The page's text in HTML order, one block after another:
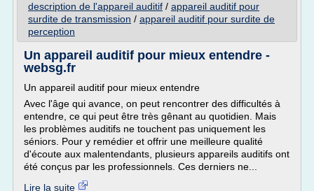
description de l'appareil auditif / appareil auditif pour
surdite de transmission / appareil auditif pour surdite de
perception
Un appareil auditif pour mieux entendre -
websg.fr
Un appareil auditif pour mieux entendre
Avec l'âge qui avance, on peut rencontrer des difficultés à
entendre, ce qui peut être très gênant au quotidien. Mais
les problèmes auditifs ne touchent pas uniquement les
séniors. Pour y remédier et offrir une meilleure qualité
d'écoute aux malentendants, plusieurs appareils auditifs ont
été conçus par les professionnels. Ces derniers ne...
Lire la suite